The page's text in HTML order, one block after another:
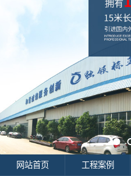
网站首页 工程案例